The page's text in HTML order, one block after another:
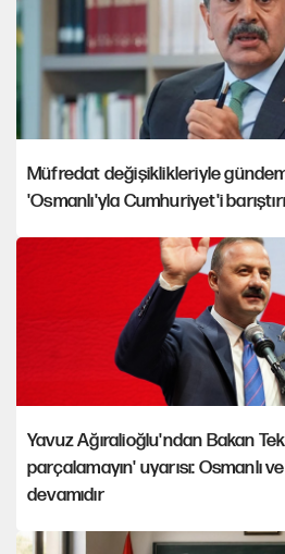
Müfredat değişiklikleriyle
'Osmanlı'yla Cumhuriyet'i
Yavuz Ağıralioğlu'ndan Bakan
parçalamayın' uyarısı: Osmanlı
devamıdır